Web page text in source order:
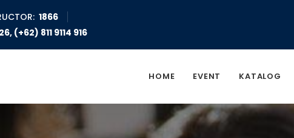
1866
(+62) 811 9114 916
HOME EVENT KATALOG